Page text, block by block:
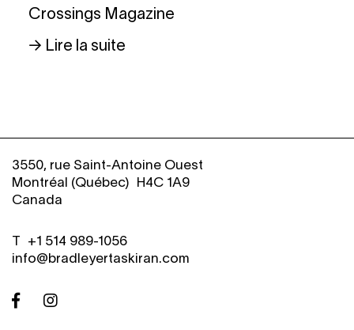
Crossings Magazine
→ Lire la suite
3550, rue Saint-Antoine Ouest
Montréal (Québec) H4C 1A9
Canada
+1 514 989-1056
info@bradleyertaskiran.com